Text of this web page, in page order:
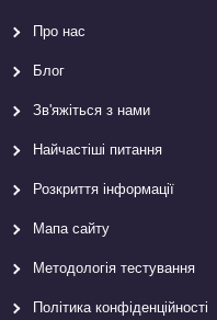
Про нас
Блог
Зв'яжіться з нами
Найчастіші питання
Розкриття інформації
Мапа сайту
Методологія тестування
Політика конфіденційності